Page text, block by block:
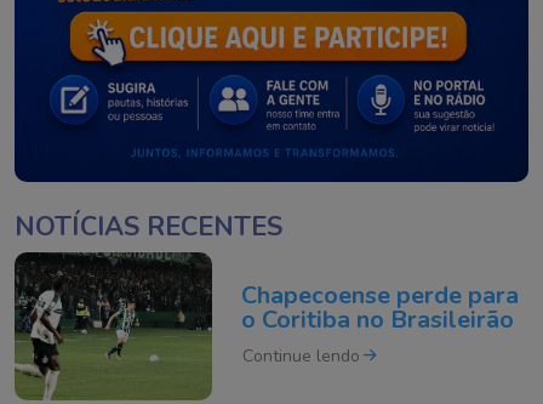
NOTÍCIAS RECENTES
Chapecoense perde para
o Coritiba no Brasileirão
Continue lendo